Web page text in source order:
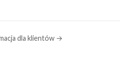
dla klientów →